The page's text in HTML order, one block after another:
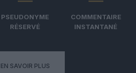
PSEUDONYME
RÉSERVÉ
COMMENTAIRE
INSTANTANÉ
EN SAVOIR PLUS